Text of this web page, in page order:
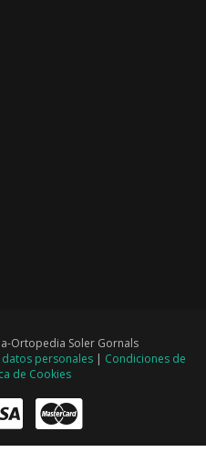
Ortopedia Soler Gornals
personales| Condiciones de
de Cookies